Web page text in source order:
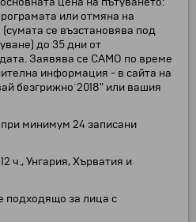
или отмяна на
се възстановява под
до 35 дни от
Заявява се САМО по време
информация - в сайта на
безгрижно`2018" или вашия
минимум 24 записани
ч., Унгария, Хърватия и
подходящо за лица с